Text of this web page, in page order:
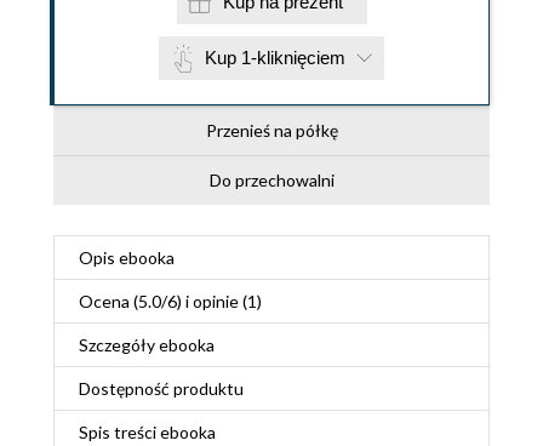
Kup 1-kliknięciem
Przenieś na półkę
Do przechowalni
Opis ebooka
Ocena (5.0/6) i opinie (1)
Szczegółyebooka
Dostępność produktu
Spis treściebooka